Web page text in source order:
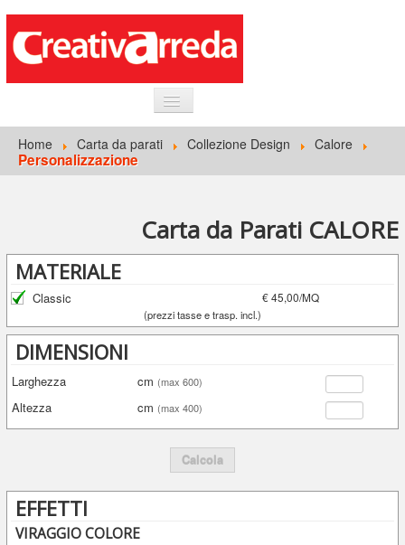
HOME
INFORMAZIONI GENERALI
Home Carta da parati Collezione Design Calore
Personalizzazione
Carta da Parati CALORE
MATERIALE
Classic € 45,00/MQ
(prezzi tasse e trasp. incl.)
DIMENSIONI
Larghezza cm (max 600)
Altezza cm (max 400)
Calcola
EFFETTI
VIRAGGIO COLORE